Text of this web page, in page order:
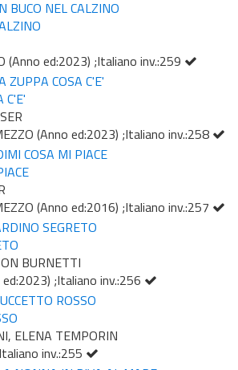
(Anno ed:2023) ;Italiano inv.:259
C'E'
(Anno ed:2023) ;Italiano inv.:258
(Anno ed:2016) ;Italiano inv.:257
BURNETTI
;Italiano inv.:256
ELENA TEMPORIN
inv.:255